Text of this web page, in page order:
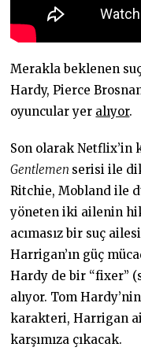
Merakla beklenen
Hardy, Pierce
oyuncular yer alıyor.
Son olarak Netflix’in
Gentlemen serisi ile
Ritchie, Mobland ile
yöneten iki ailenin
acımasız bir suç
Harrigan’ın güç
Hardy de bir “fixer”
alıyor. Tom
karakteri, Harrigan
karşımıza çıkacak.